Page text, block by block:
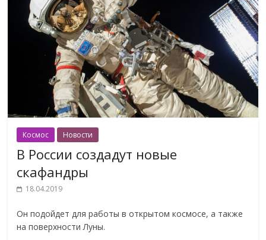
Космос Новости
В России создадут новые
скафандры
18.04.2019
Он подойдет для работы в открытом космосе, а также
на поверхности Луны.